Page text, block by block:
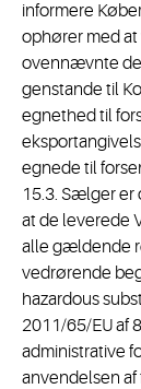
informere
ophører med
ovennævnte
genstande til
egnethed til
egnede til
15.3. Sælger er
at de leverede
alle gældende
vedrørende
hazardous
2011/65/EU af
administrative
anvendelsen af